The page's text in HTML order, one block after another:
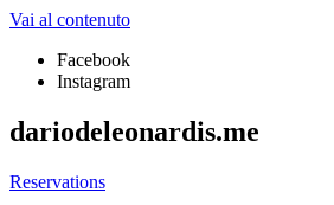
Vai al contenuto
Facebook
Instagram
dariodeleonardis.me
Reservations